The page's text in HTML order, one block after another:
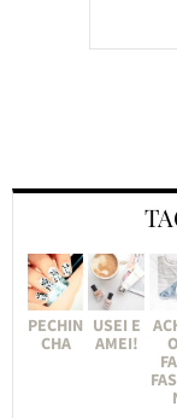
PECHIN
CHA
USEI E
AMEI!